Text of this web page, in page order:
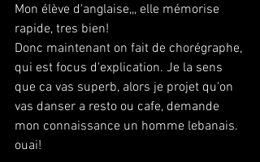
Mon élève d'anglaise,,, elle mémorise
rapide, tres bien!
Donc maintenant on fait de chorégraphe,
qui est focus d'explication. Je la sens
que ca vas superb, alors je projet qu'on
vas danser a resto ou cafe, demande
mon connaissance un homme lebanais.
ouai!